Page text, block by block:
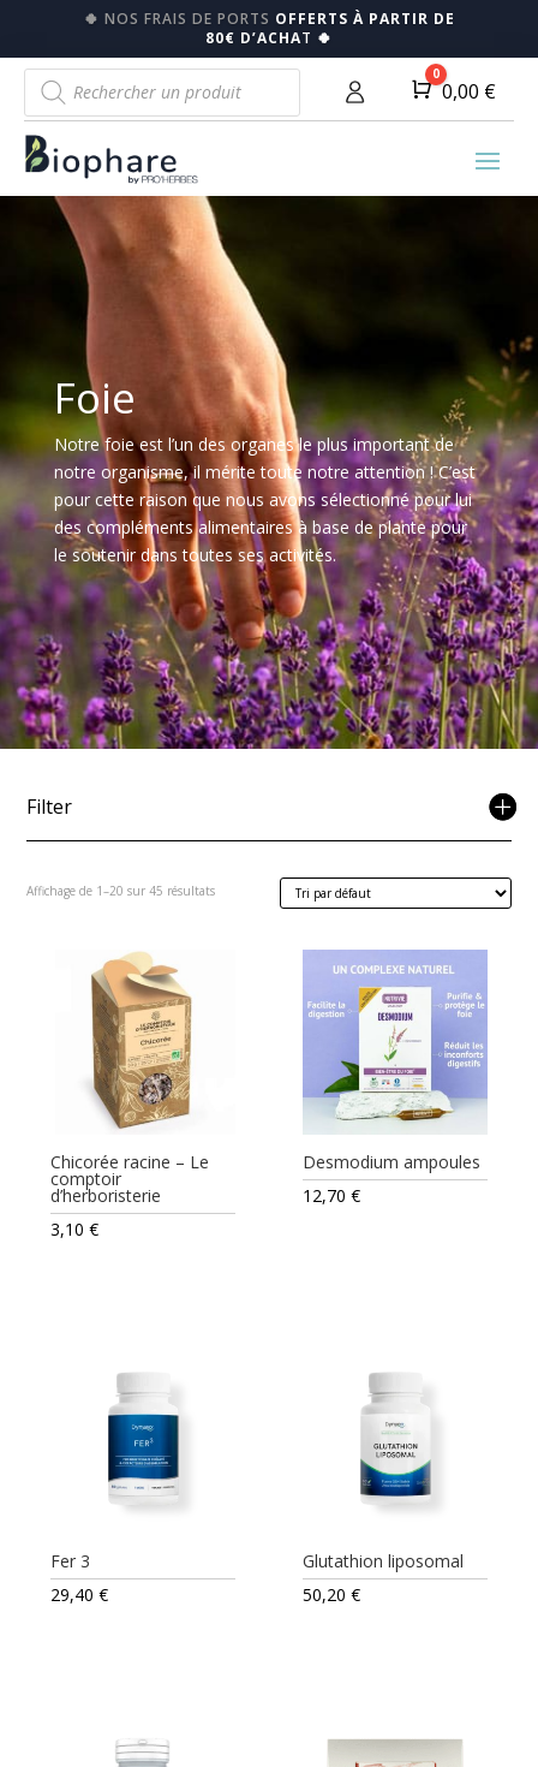
🍀 NOS FRAIS DE PORTS OFFERTS À PARTIR DE
80€ D’ACHAT 🍀
Recherche
de
produits
Panier
0
0,00 €
Foie
Notre foie est l’un des organes le plus important de
notre organisme, il mérite toute notre attention ! C’est
pour cette raison que nous avons sélectionné pour lui
des compléments alimentaires à base de plante pour
le soutenir dans toutes ses activités.
Filter
Affichage de 1–20 sur 45 résultats
Chicorée racine – Le
comptoir
d’herboristerie
3,10€
Desmodium ampoules
12,70€
Fer 3
29,40€
Glutathion liposomal
50,20€